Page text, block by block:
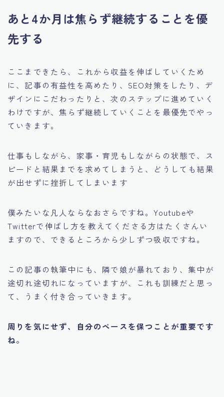
あと4か月は焦らず継続することを優
先する
ここまできたら、これから収益を伸ばしていくため
に、記事の有益性を高めたり、SEO対策をしたり、デ
ザインにこだわったりと、次のステップに進めていく
わけですが、焦らず継続していくことを最優先でやっ
ていきます。
仕事もしながら、家事・育児もしながらの状態で、ス
ピードと結果までを求めてしまうと、どうしても結果
が出せずに挫折してしまいます
僕みたいな凡人ならなおさらですね。Youtubeや
Twitterで伸ばし方を教えてくださる方はたくさんい
ますので、できるところから少しずつ吸収ですね。
この記事の執筆中にも、隣で娘が暴れており、集中が
途切れ途切れになっていますが、これも訓練だと思っ
て、うまく付き合っていきます。
周りを気にせず、自分のペースを保つことが重要です
ね。